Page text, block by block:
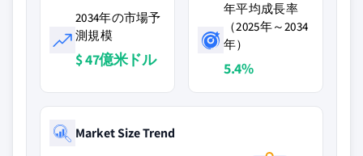
2034年の市場予
測規模
$ 47億米ドル
年平均成長率
（2025年～2034
年）
5.4%
Market Size Trend